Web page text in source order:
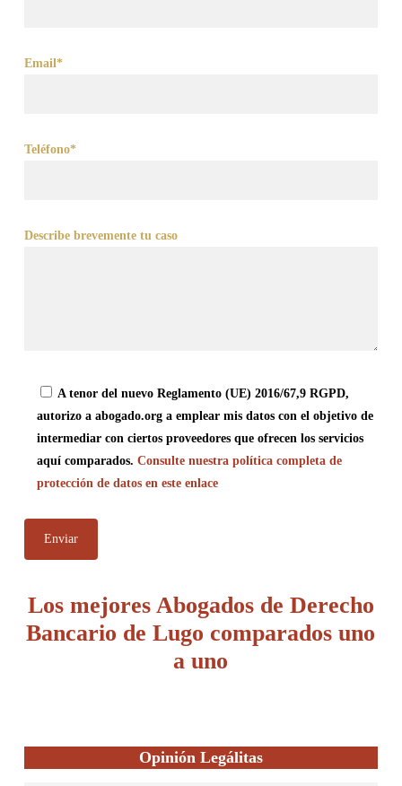
Email*
Teléfono*
Describe brevemente tu caso
A tenor del nuevo Reglamento (UE) 2016/67,9 RGPD,
autorizo a abogado.org a emplear mis datos con el objetivo de
intermediar con ciertos proveedores que ofrecen los servicios
aquí comparados. Consulte nuestra política completa de
protección de datos en este enlace
Los mejores Abogados de Derecho
Bancario de Lugo comparados uno
a uno
Opinión Legálitas